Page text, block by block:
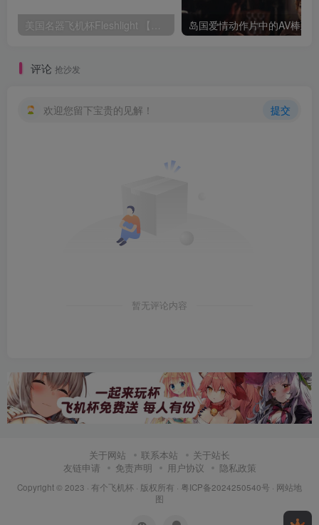
美国名器飞机杯Fleshlight 【Quickshot-Vantage 双头飞机杯】完全评测
评论 抢沙发
欢迎您留下宝贵的见解！ 提交
暂无评论内容
关于网站 联系本站
关于站长
友链申请
免责声明 用户协议 隐私政策
Copyright © 2023 · 有个飞机杯 · 版权所有 · 粤ICP备2024250540号 · 网站地
图